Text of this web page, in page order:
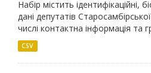
Набір містить ідентифікаційні,
дані депутатів
числі контактна інформація та
CSV